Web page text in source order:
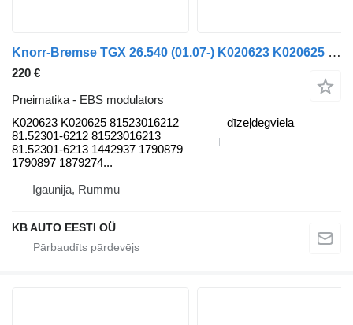
Knorr-Bremse TGX 26.540 (01.07-) K020623 K020625 EBS modulators paredzēts MAN TGL, TGM, TGS, TGX (2005-2021) kravas automašīnas
220 €
Pneimatika - EBS modulators
K020623 K020625 81523016212
81.52301-6212 81523016213
81.52301-6213 1442937 1790879
1790897 1879274...
dīzeļdegviela
Igaunija, Rummu
KB AUTO EESTI OÜ